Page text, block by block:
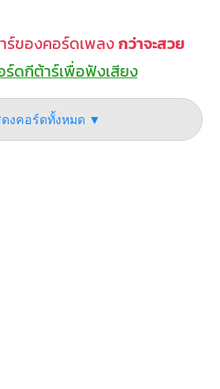
ร์ของคอร์ดเพลงกว่าจะสวย
ดกีต้าร์เพื่อฟังเสียง
งคอร์ดทั้งหมด ▼